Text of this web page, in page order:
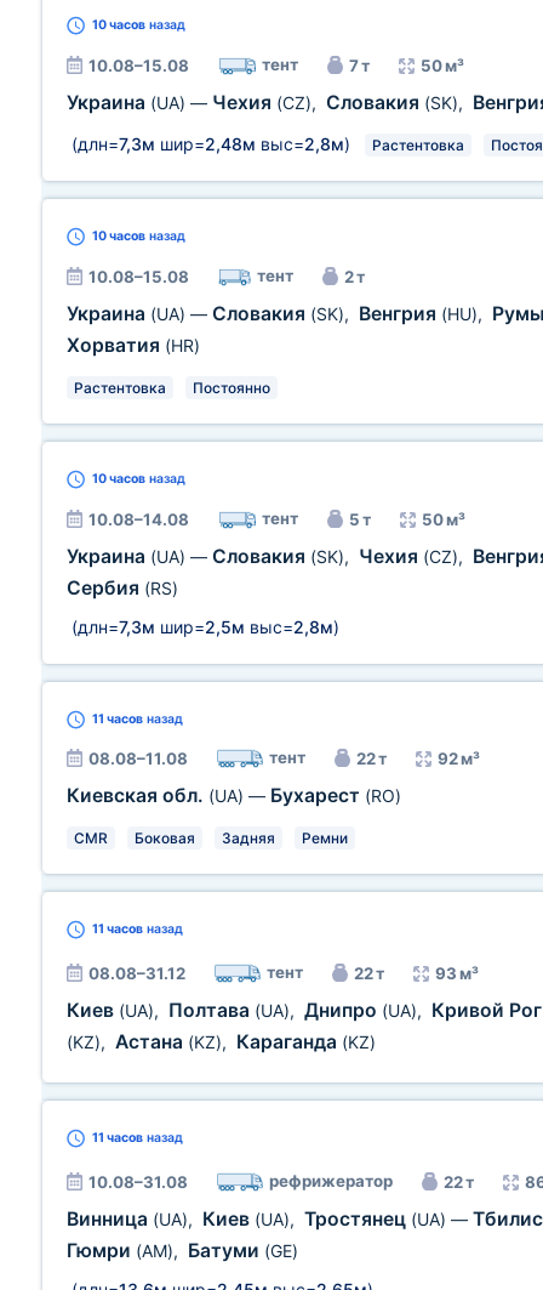
10 часов назад
10.08–15.08 тент 7 т 50 м³
Украина (UA) — Чехия (CZ), Словакия (SK),
(длн=7,3м шир=2,48м выс=2,8м) Растентовка
10 часов назад
10.08–15.08 тент 2 т
Украина (UA) — Словакия (SK), Венгрия (HU),
Хорватия (HR)
Растентовка Постоянно
10 часов назад
10.08–14.08 тент 5 т 50 м³
Украина (UA) — Словакия (SK), Чехия (CZ),
Сербия (RS)
(длн=7,3м шир=2,5м выс=2,8м)
11 часов назад
08.08–11.08 тент 22 т 92 м³
Киевская обл. (UA) — Бухарест (RO)
CMR Боковая Задняя Ремни
11 часов назад
08.08–31.12 тент 22 т 93 м³
Киев (UA), Полтава (UA), Днипро (UA), Кривой
(KZ), Астана (KZ), Караганда (KZ)
11 часов назад
10.08–31.08 рефрижератор 22 т
Винница (UA), Киев (UA), Тростянец (UA) —
Гюмри (AM), Батуми (GE)